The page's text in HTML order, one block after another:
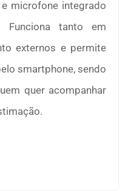
microfone integrado
Funciona tanto em
externos e permite
smartphone, sendo
quer acompanhar